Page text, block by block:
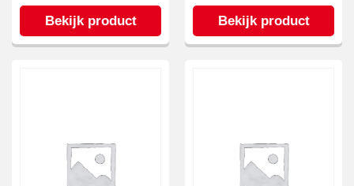
Bekijk product Bekijk product